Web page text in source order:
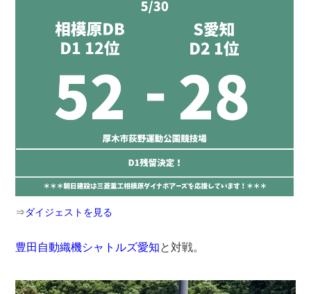
⇒ダイジェストを見る
豊田自動織機シャトルズ愛知と対戦。